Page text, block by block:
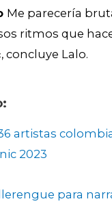
Me parecería
ritmos que
concluye Lalo.
artistas
2023
para